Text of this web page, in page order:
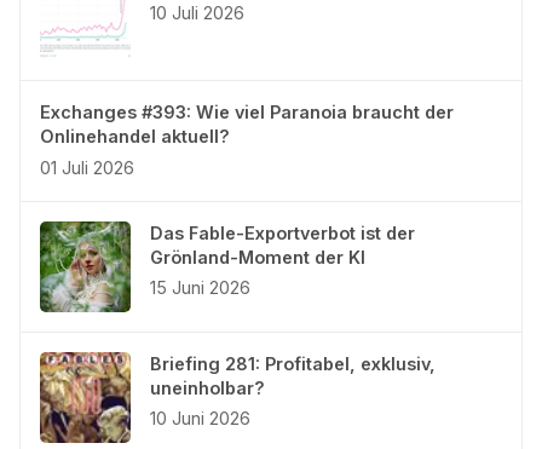
10 Juli 2026
Exchanges #393: Wie viel Paranoia braucht der
Onlinehandel aktuell?
01 Juli 2026
Das Fable-Exportverbot ist der
Grönland-Moment der KI
15 Juni 2026
Briefing 281: Profitabel, exklusiv,
uneinholbar?
10 Juni 2026